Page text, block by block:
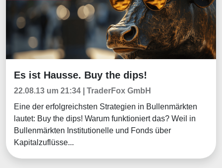
Tradingerfolge
Es ist Hausse. Buy the dips!
22.08.13 um 21:34 | TraderFox GmbH
Eine der erfolgreichsten Strategien in Bullenmärkten
lautet: Buy the dips! Warum funktioniert das? Weil in
Bullenmärkten Institutionelle und Fonds über
Kapitalzuflüsse...